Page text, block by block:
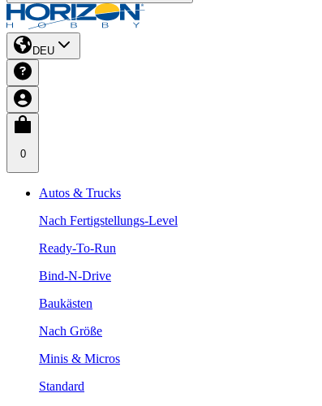
DEU
0
Autos & Trucks
Nach Fertigstellungs-Level
Ready-To-Run
Bind-N-Drive
Baukästen
Nach Größe
Minis & Micros
Standard